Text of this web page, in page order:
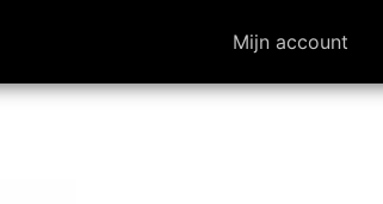
Mijn account